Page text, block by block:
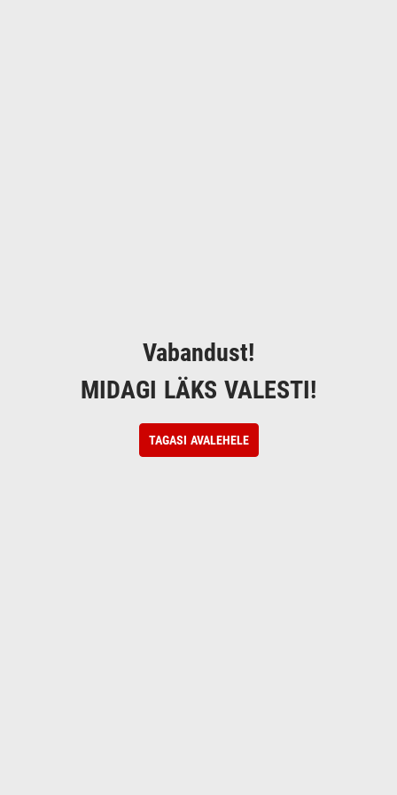
Vabandust!
MIDAGI LÄKS VALESTI!
TAGASI AVALEHELE